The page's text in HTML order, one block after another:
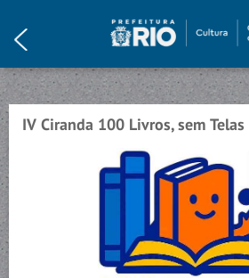
HOME
INSTITUCIONAL
PROGRAMAÇÃO
ARTE E CONHECIMENTO
EVENTO ENCERRADO
IV Ciranda 100 Livros, sem